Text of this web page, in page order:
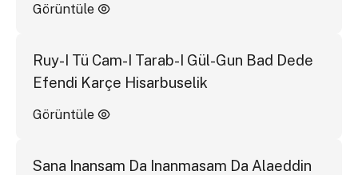
Görüntüle
Ruy-I Tü Cam-I Tarab-I Gül-Gun Bad Dede
Efendi Karçe Hisarbuselik
Görüntüle
Sana Inansam Da Inanmasam Da Alaeddin